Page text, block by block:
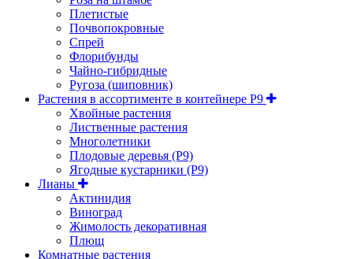
Плетистые
Почвопокровные
Спрей
Флорибунды
Чайно-гибридные
Ругоза (шиповник)
Растения в ассортименте в контейнере P9
Хвойные растения
Лиственные растения
Многолетники
Плодовые деревья (Р9)
Ягодные кустарники (Р9)
Лианы
Актинидия
Виноград
Жимолость декоративная
Плющ
Комнатные растения